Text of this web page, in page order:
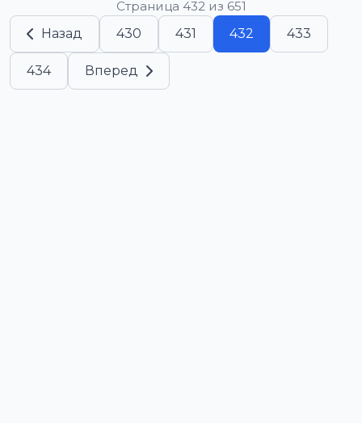
Страница 432 из 651
Назад
430 431 432 433
434 Вперед